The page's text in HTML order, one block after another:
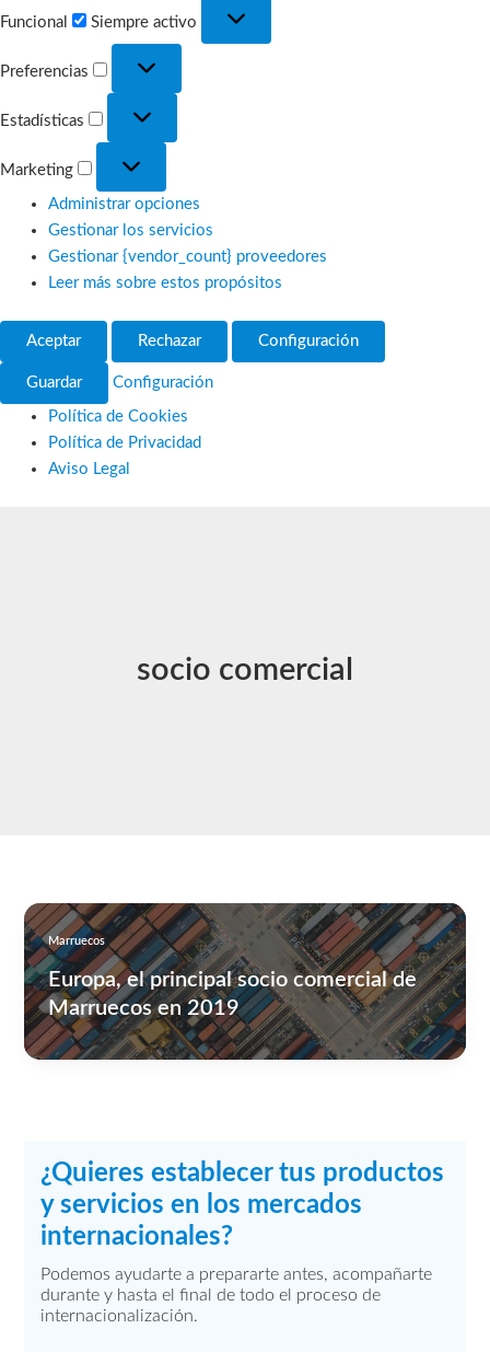
Funcional Siempre activo
Preferencias
Estadísticas
Marketing
Administrar opciones
Gestionar los servicios
Gestionar {vendor_count} proveedores
Leer más sobre estos propósitos
Aceptar Rechazar Configuración
Guardar Configuración
Política de Cookies
Política de Privacidad
Aviso Legal
socio comercial
Marruecos
Europa, el principal socio comercial de
Marruecos en 2019
¿Quieres establecer tus productos
y servicios en los mercados
internacionales?
Podemos ayudarte a prepararte antes, acompañarte
durante y hasta el final de todo el proceso de
internacionalización.